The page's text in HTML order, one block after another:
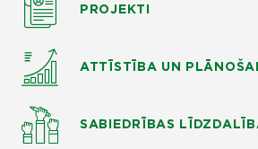
PROJEKTI
ATTĪSTĪBA UN
SABIEDRĪBAS